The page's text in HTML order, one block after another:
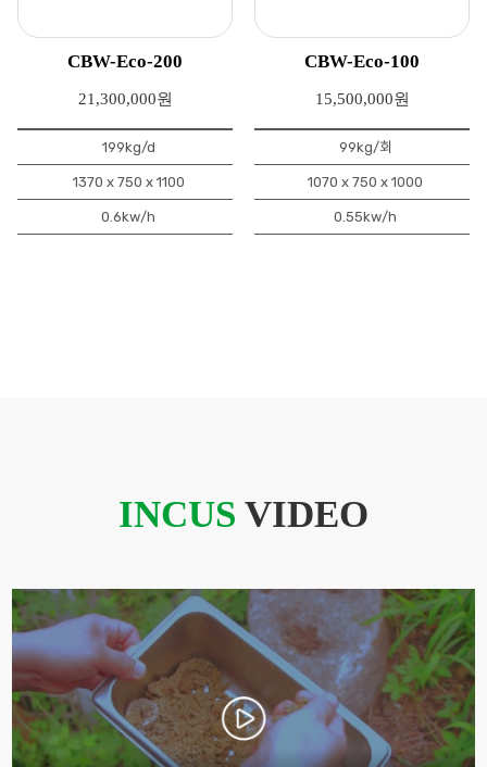
CBW-Eco-200
21,300,000원
199kg/d
1370 x 750 x 1100
0.6kw/h
CBW-Eco-100
15,500,000원
99kg/회
1070 x 750 x 1000
0.55kw/h
INCUS VIDEO